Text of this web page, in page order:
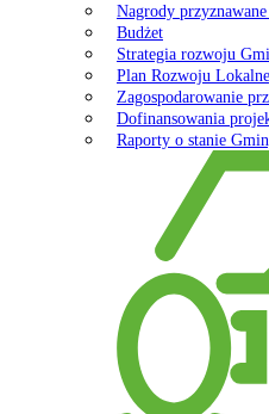
Nagrody
Budżet
Strategia rozwoju
Plan Rozwoju
Zagospodarowanie
Dofinansowania
Raporty o stanie